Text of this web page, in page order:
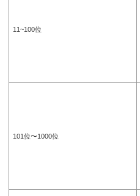
11~100位
101位〜1000位